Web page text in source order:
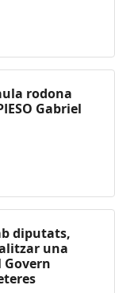
rodona
Gabriel
diputats,
una